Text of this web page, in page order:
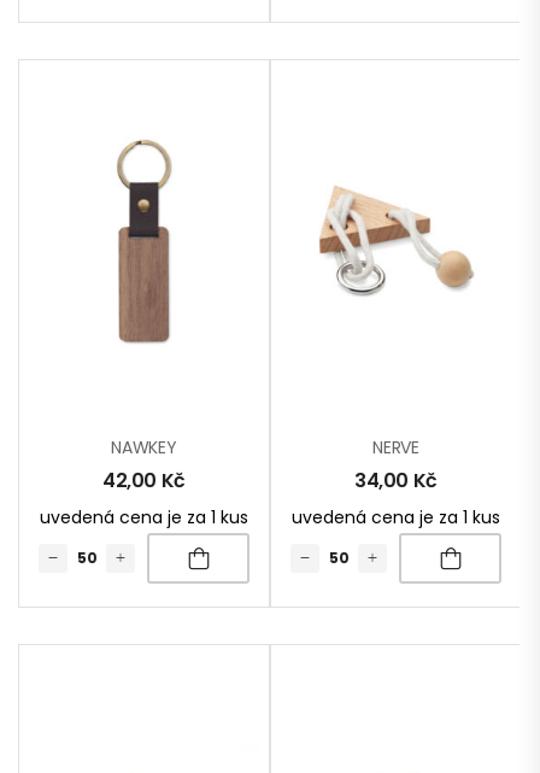
NAWKEY
42,00 Kč
uvedená cena je za 1 kus
NERVE
34,00 Kč
uvedená cena je za 1 kus